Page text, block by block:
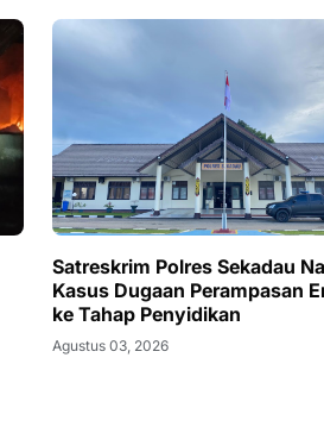
Satreskrim Polres Sekadau
Kasus Dugaan Perampasan
ke Tahap Penyidikan
Agustus 03, 2026